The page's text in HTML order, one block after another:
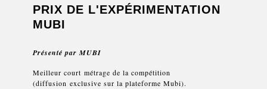
PRIX DE L'EXPÉRIMENTATION
MUBI
Présenté parMUBI
Meilleur court métrage de la compétition
(diffusion exclusive sur la plateforme Mubi).